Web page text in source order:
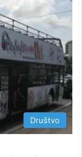
Društvo